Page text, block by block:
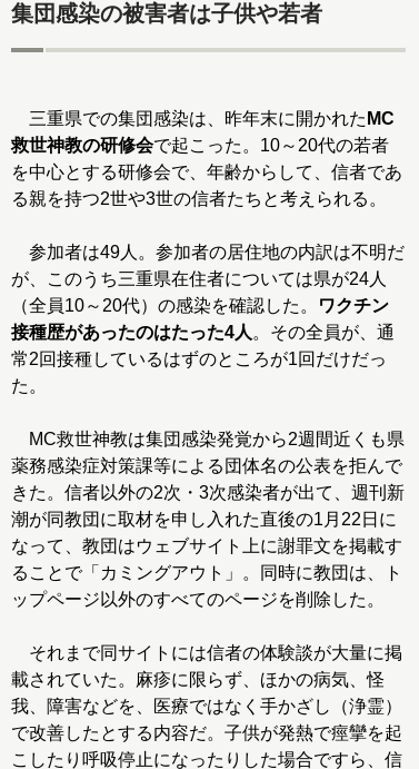
集団感染の被害者は子供や若者
三重県での集団感染は、昨年末に開かれた MC
救世神教の研修会で起こった。10～20代の若者
を中心とする研修会で、年齢からして、信者であ
る親を持つ2世や3世の信者たちと考えられる。
参加者は49人。参加者の居住地の内訳は不明だ
が、このうち三重県在住者については県が24人
（全員10～20代）の感染を確認した。
ワクチン
接種歴があったのはたった4人 。その全員が、通
常2回接種しているはずのところが1回だけだっ
た。
MC救世神教は集団感染発覚から2週間近くも県
薬務感染症対策課等による団体名の公表を拒んで
きた。信者以外の2次・3次感染者が出て、週刊新
潮が同教団に取材を申し入れた直後の1月22日に
なって、教団はウェブサイト上に謝罪文を掲載す
ることで「カミングアウト」。同時に教団は、ト
ップページ以外のすべてのページを削除した。
それまで同サイトには信者の体験談が大量に掲
載されていた。麻疹に限らず、ほかの病気、怪
我、障害などを、医療ではなく手かざし（浄霊）
で改善したとする内容だ。子供が発熱で痙攣を起
こしたり呼吸停止になったりした場合ですら、信